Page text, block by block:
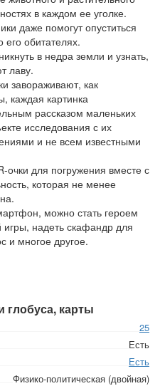
в каждом ее уголке.
даже помогут опуститься
его обитателях.
в недра земли и узнать,
лаву.
завораживают, как
каждая картинка
рассказом маленьких
исследования с их
и не всем известными
очки для погружения вместе с
которая не менее
можно стать героем
игры, надеть скафандр для
и многое другое.
глобуса, карты
25
Есть
Есть
Физико-политическая (двойная)